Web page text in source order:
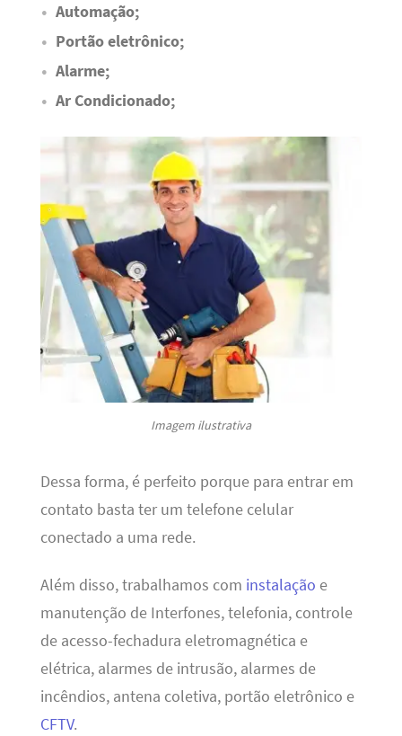
Automação;
Portão eletrônico;
Alarme;
Ar Condicionado;
Imagem ilustrativa
Dessa forma, é perfeito porque para entrar em
contato basta ter um telefone celular
conectado a uma rede.
Além disso, trabalhamos com instalação e
manutenção de Interfones, telefonia, controle
de acesso-fechadura eletromagnética e
elétrica, alarmes de intrusão, alarmes de
incêndios, antena coletiva, portão eletrônico e
CFTV.